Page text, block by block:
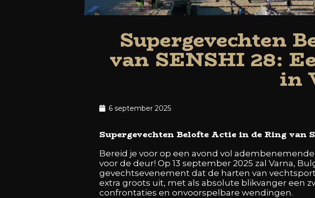
Supergevechten
van SENSHI 28:
in
6 september 2025
Supergevechten Belofte Actie in de Ring van
Bereid je voor op een avond vol
voor de deur! Op 13 september 2025 zal Varna,
gevechtsevenement dat de harten van
extra groots uit, met als absolute blikvanger een
confrontaties en onvoorspelbare wendingen.